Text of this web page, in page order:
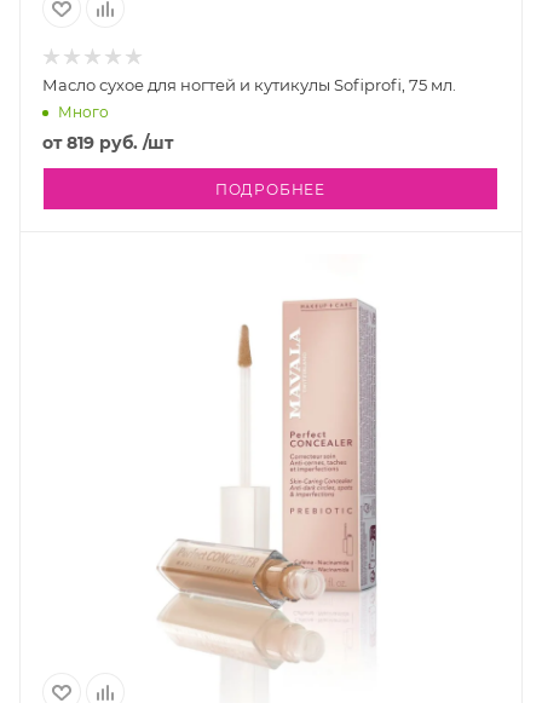
Масло сухое для ногтей и кутикулы Sofiprofi, 75 мл.
Много
от819 руб. /шт
ПОДРОБНЕЕ